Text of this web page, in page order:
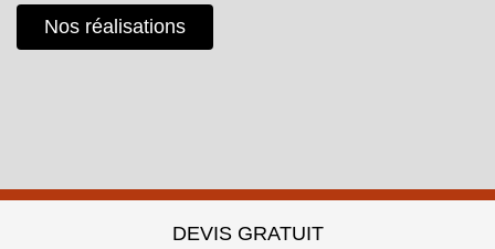
Nos réalisations
DEVIS GRATUIT